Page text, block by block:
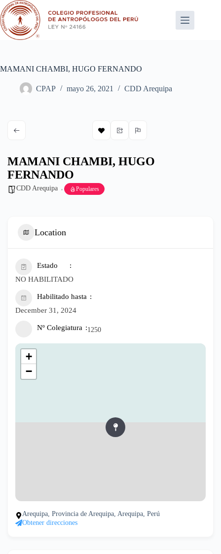
Saltar
al
contenido
MAMANI CHAMBI, HUGO FERNANDO
CPAP mayo 26, 2021 CDD Arequipa
MAMANI CHAMBI, HUGO
FERNANDO
CDD Arequipa Populares
Location
Estado
NO HABILITADO
Habilitado hasta
December 31, 2024
Nº Colegiatura 1250
+
−
Arequipa, Provincia de Arequipa, Arequipa, Perú
Obtener direcciones